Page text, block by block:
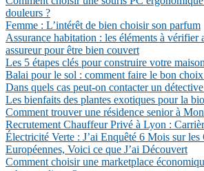
douleurs ?
Femme : L’intérêt de bien choisir son parfum
Assurance habitation : les éléments à vérifier
assureur pour être bien couvert
Les 5 étapes clés pour construire votre maison
Balai pour le sol : comment faire le bon
Dans quels cas peut-on contacter un
Les bienfaits des plantes exotiques pour la
Comment trouver une résidence senior à
Recrutement Chauffeur Privé à Lyon :
Électricité Verte : J’ai Enquêté 6 Mois sur
Européennes, Voici ce que J’ai Découvert
Comment choisir une marketplace